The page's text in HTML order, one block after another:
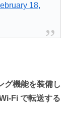
18,
グ機能を装備し
Fi で転送する